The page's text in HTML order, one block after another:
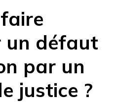
un défaut
par un
justice ?